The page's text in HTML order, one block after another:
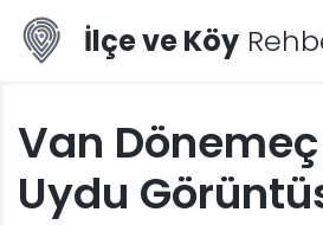
İlçe ve Köy
Van
Uydu